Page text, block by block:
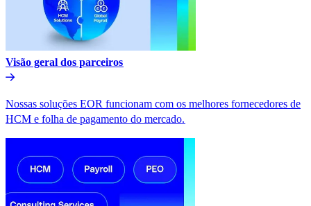
Visão geral dos parceiros​​
Nossas soluções EOR funcionam com os melhores fornecedores de
HCM e folha de pagamento do mercado.​​